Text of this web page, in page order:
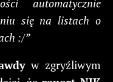
się na listach o
:/”
w zgryźliwym